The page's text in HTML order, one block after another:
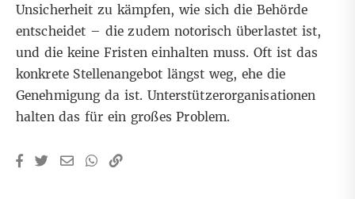
Unsicherheit zu kämpfen, wie sich die Behörde
entscheidet – die zudem notorisch überlastet ist,
und die keine Fristen einhalten muss. Oft ist das
konkrete Stellenangebot längst weg, ehe die
Genehmigung da ist. Unterstützerorganisationen
halten das für ein großes Problem.